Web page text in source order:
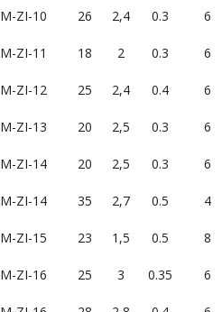
M-ZI-10 26 2,4 0.3 6
M-ZI-11 18 2 0.3 6
M-ZI-12 25 2,4 0.4 6
M-ZI-13 20 2,5 0.3 6
M-ZI-14 20 2,5 0.3 6
M-ZI-14 35 2,7 0.5 4
M-ZI-15 23 1,5 0.5 8
M-ZI-16 25 3 0.35 6